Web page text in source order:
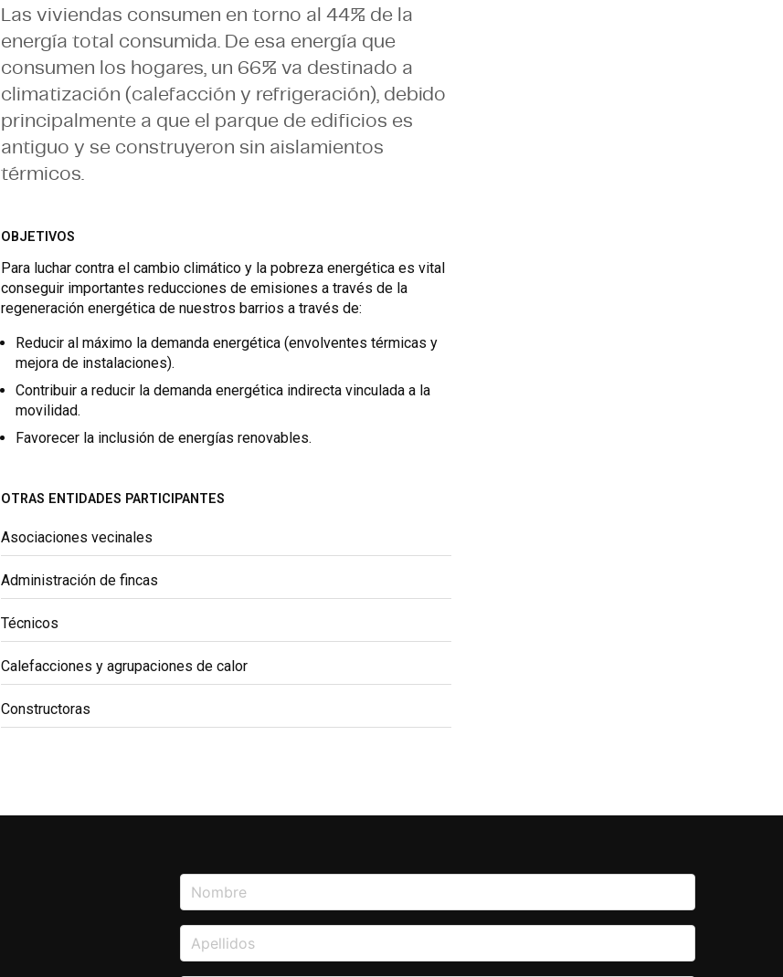
Las viviendas consumen en torno al 44% de la
energía total consumida. De esa energía que
consumen los hogares, un 66% va destinado a
climatización (calefacción y refrigeración), debido
principalmente a que el parque de edificios es
antiguo y se construyeron sin aislamientos
térmicos.
OBJETIVOS
Para luchar contra el cambio climático y la pobreza energética es vital
conseguir importantes reducciones de emisiones a través de la
regeneración energética de nuestros barrios a través de:
Reducir al máximo la demanda energética (envolventes térmicas y
mejora de instalaciones).
Contribuir a reducir la demanda energética indirecta vinculada a la
movilidad.
Favorecer la inclusión de energías renovables.
OTRAS ENTIDADES PARTICIPANTES
Asociaciones vecinales
Administración de fincas
Técnicos
Calefacciones y agrupaciones de calor
Constructoras